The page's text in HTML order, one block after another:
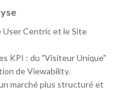
User Centric et le Site
KPI : du "Visiteur Unique"
de Viewability.
marché plus structuré et